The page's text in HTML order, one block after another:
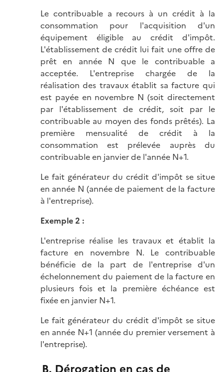
Le contribuable a recours à un crédit à la
consommation pour l'acquisition d'un
équipement éligible au crédit d'impôt.
L'établissement de crédit lui fait une offre de
prêt en année N que le contribuable a
acceptée. L'entreprise chargée de la
réalisation des travaux établit sa facture qui
est payée en novembre N (soit directement
par l'établissement de crédit, soit par le
contribuable au moyen des fonds prêtés). La
première mensualité de crédit à la
consommation est prélevée auprès du
contribuable en janvier de l'année N+1.
Le fait générateur du crédit d'impôt se situe
en année N (année de paiement de la facture
à l'entreprise).
Exemple 2 :
L'entreprise réalise les travaux et établit la
facture en novembre N. Le contribuable
bénéficie de la part de l'entreprise d'un
échelonnement du paiement de la facture en
plusieurs fois et la première échéance est
fixée en janvier N+1.
Le fait générateur du crédit d'impôt se situe
en année N+1 (année du premier versement à
l'entreprise).